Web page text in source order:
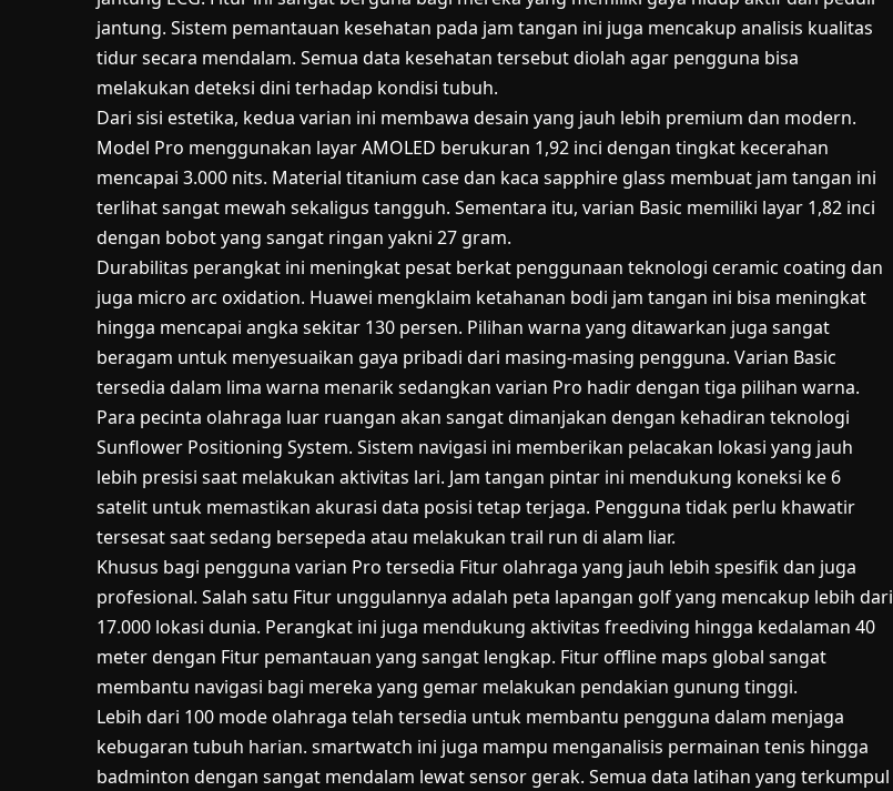
jantung. Sistem pemantauan kesehatan pada jam tangan ini juga mencakup analisis kualitas
tidur secara mendalam. Semua data kesehatan tersebut diolah agar pengguna bisa
melakukan deteksi dini terhadap kondisi tubuh.
Dari sisi estetika, kedua varian ini membawa desain yang jauh lebih premium dan modern.
Model Pro menggunakan layar AMOLED berukuran 1,92 inci dengan tingkat kecerahan
mencapai 3.000 nits. Material titanium case dan kaca sapphire glass membuat jam tangan ini
terlihat sangat mewah sekaligus tangguh. Sementara itu, varian Basic memiliki layar 1,82 inci
dengan bobot yang sangat ringan yakni 27 gram.
Durabilitas perangkat ini meningkat pesat berkat penggunaan teknologi ceramic coating dan
juga micro arc oxidation. Huawei mengklaim ketahanan bodi jam tangan ini bisa meningkat
hingga mencapai angka sekitar 130 persen. Pilihan warna yang ditawarkan juga sangat
beragam untuk menyesuaikan gaya pribadi dari masing-masing pengguna. Varian Basic
tersedia dalam lima warna menarik sedangkan varian Pro hadir dengan tiga pilihan warna.
Para pecinta olahraga luar ruangan akan sangat dimanjakan dengan kehadiran teknologi
Sunflower Positioning System. Sistem navigasi ini memberikan pelacakan lokasi yang jauh
lebih presisi saat melakukan aktivitas lari. Jam tangan pintar ini mendukung koneksi ke 6
satelit untuk memastikan akurasi data posisi tetap terjaga. Pengguna tidak perlu khawatir
tersesat saat sedang bersepeda atau melakukan trail run di alam liar.
Khusus bagi pengguna varian Pro tersedia Fitur olahraga yang jauh lebih spesifik dan juga
profesional. Salah satu Fitur unggulannya adalah peta lapangan golf yang mencakup lebih dari
17.000 lokasi dunia. Perangkat ini juga mendukung aktivitas freediving hingga kedalaman 40
meter dengan Fitur pemantauan yang sangat lengkap. Fitur offline maps global sangat
membantu navigasi bagi mereka yang gemar melakukan pendakian gunung tinggi.
Lebih dari 100 mode olahraga telah tersedia untuk membantu pengguna dalam menjaga
kebugaran tubuh harian. smartwatch ini juga mampu menganalisis permainan tenis hingga
badminton dengan sangat mendalam lewat sensor gerak. Semua data latihan yang terkumpul